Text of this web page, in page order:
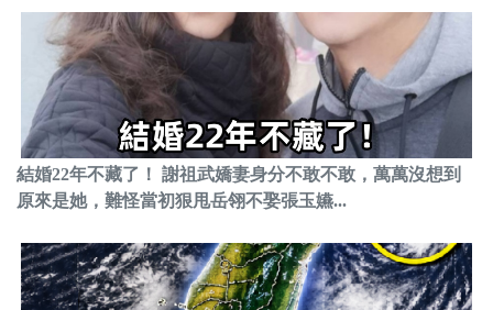
結婚22年不藏了！ 謝祖武嬌妻身分不敢不敢，萬萬沒想到
原來是她，難怪當初狠甩岳翎不娶張玉嬿...